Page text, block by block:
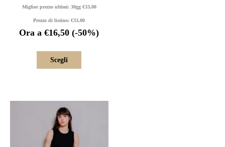
Miglior prezzo ultimi: 30gg €33,00
Prezzo di listino:€33,00
Ora a €16,50 (-50%)
Scegli